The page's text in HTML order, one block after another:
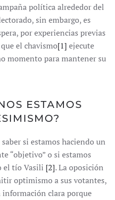
política alrededor del
sin embargo, es
por experiencias previas
el chavismo[1] ejecute
momento para mantener su
ESTAMOS
si estamos haciendo un
“objetivo” o si estamos
el tío Vasili [2]. La oposición
optimismo a sus votantes,
información clara porque